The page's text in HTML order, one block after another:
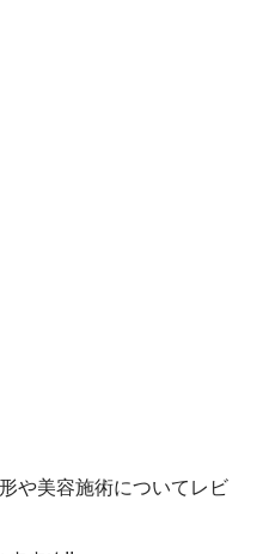
や美容施術についてレビ